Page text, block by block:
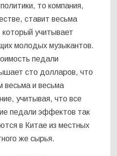
то компания,
ставит весьма
учитывает
молодых музыкантов.
педали
сто долларов, что
весьма и весьма
учитывая, что все
педали эффектов так
в Китае из местных
же сырья.